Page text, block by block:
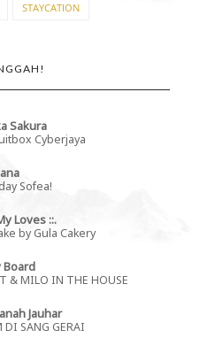
STAYCATION
Sakura
Cyberjaya
Sofea!
Loves ::.
by Gula Cakery
Board
& MILO IN THE HOUSE
Jauhar
DI SANG GERAI